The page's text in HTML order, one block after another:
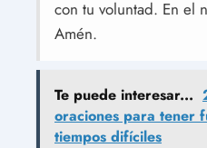
con tu voluntad. En el
Amén.
Te puede interesar...
oraciones para tener
tiempos difíciles